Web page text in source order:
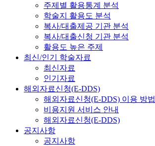
주제별 활용통계 분석
학술지 활용도 분석
복사/대출제공 기관 분석
복사/대출신청 기관 분석
활용도 높은 주제
최신/인기 학술자료
최신자료
인기자료
해외자료신청(E-DDS)
해외자료신청(E-DDS) 이용 방법
비용지원 서비스 안내
해외자료신청(E-DDS)
공지사항
공지사항